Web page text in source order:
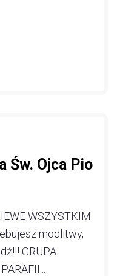
Św. Ojca Pio
WSZYSTKIM
modlitwy,
GRUPA